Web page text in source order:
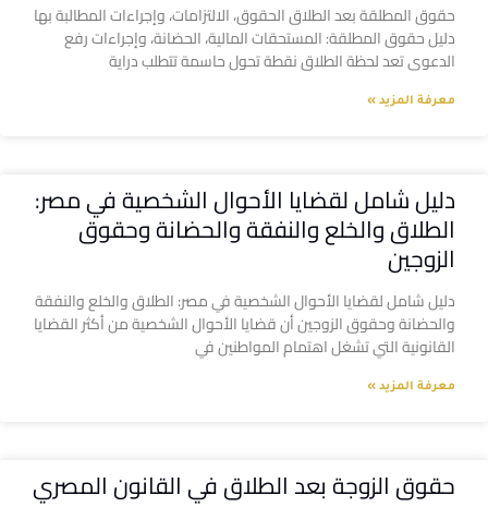
حقوق المطلقة بعد الطلاق الحقوق، الالتزامات، وإجراءات المطالبة بها
دليل حقوق المطلقة: المستحقات المالية، الحضانة، وإجراءات رفع
الدعوى تعد لحظة الطلاق نقطة تحول حاسمة تتطلب دراية
معرفة المزيد »
دليل شامل لقضايا الأحوال الشخصية في مصر:
الطلاق والخلع والنفقة والحضانة وحقوق
الزوجين
دليل شامل لقضايا الأحوال الشخصية في مصر: الطلاق والخلع والنفقة
والحضانة وحقوق الزوجين أن قضايا الأحوال الشخصية من أكثر القضايا
القانونية التي تشغل اهتمام المواطنين في
معرفة المزيد »
حقوق الزوجة بعد الطلاق في القانون المصري